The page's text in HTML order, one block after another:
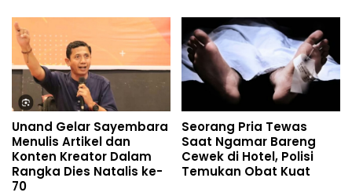
Unand Gelar Sayembara
Menulis Artikel dan
Konten Kreator Dalam
Rangka Dies Natalis ke-
70
Seorang Pria Tewas
Saat Ngamar Bareng
Cewek di Hotel, Polisi
Temukan Obat Kuat